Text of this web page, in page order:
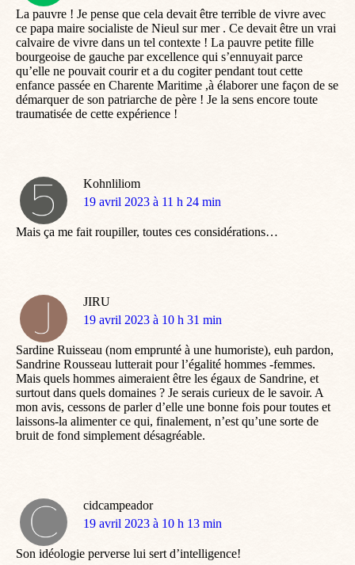
La pauvre ! Je pense que cela devait être terrible de vivre avec
ce papa maire socialiste de Nieul sur mer . Ce devait être un vrai
calvaire de vivre dans un tel contexte ! La pauvre petite fille
bourgeoise de gauche par excellence qui s’ennuyait parce
qu’elle ne pouvait courir et a du cogiter pendant tout cette
enfance passée en Charente Maritime ,à élaborer une façon de se
démarquer de son patriarche de père ! Je la sens encore toute
traumatisée de cette expérience !
Kohnliliom
dit
19 avril 2023 à 11 h 24 min
Mais ça me fait roupiller, toutes ces considérations…
JIRU
dit
19 avril 2023 à 10 h 31 min
Sardine Ruisseau (nom emprunté à une humoriste), euh pardon,
Sandrine Rousseau lutterait pour l’égalité hommes -femmes.
Mais quels hommes aimeraient être les égaux de Sandrine, et
surtout dans quels domaines ? Je serais curieux de le savoir. A
mon avis, cessons de parler d’elle une bonne fois pour toutes et
laissons-la alimenter ce qui, finalement, n’est qu’une sorte de
bruit de fond simplement désagréable.
cidcampeador
dit
19 avril 2023 à 10 h 13 min
Son idéologie perverse lui sert d’intelligence!